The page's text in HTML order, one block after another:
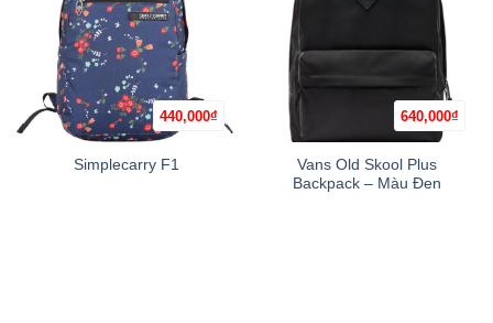
440,000₫
Simplecarry F1
640,000₫
Vans Old Skool Plus
Backpack – Màu Đen